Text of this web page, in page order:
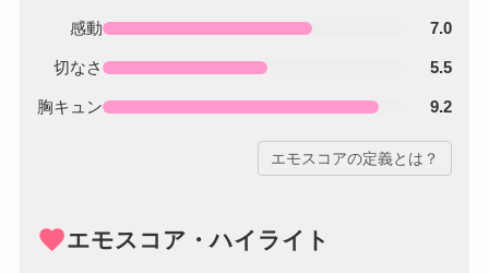
感動 7.0
切なさ 5.5
胸キュン 9.2
エモスコアの定義とは？
favoriteエモスコア・ハイライト